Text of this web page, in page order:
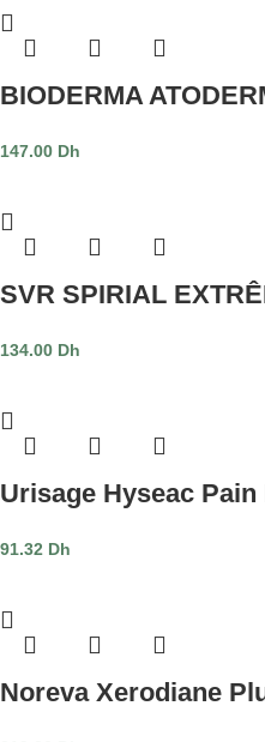
BIODERMA
147.00 Dh
SVR SPIRIAL
134.00 Dh
Urisage Hyseac
91.32 Dh
Noreva Xerodiane